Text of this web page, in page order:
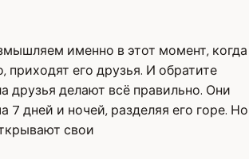
именно в этот момент, когда
приходят его друзья. И обратите
друзья делают всё правильно. Они
7 дней и ночей, разделяя его горе. Но
свои